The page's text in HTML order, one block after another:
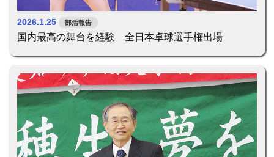
2026.1.25 部活報告
国内最高の舞台を経験 全日本卓球選手権出場